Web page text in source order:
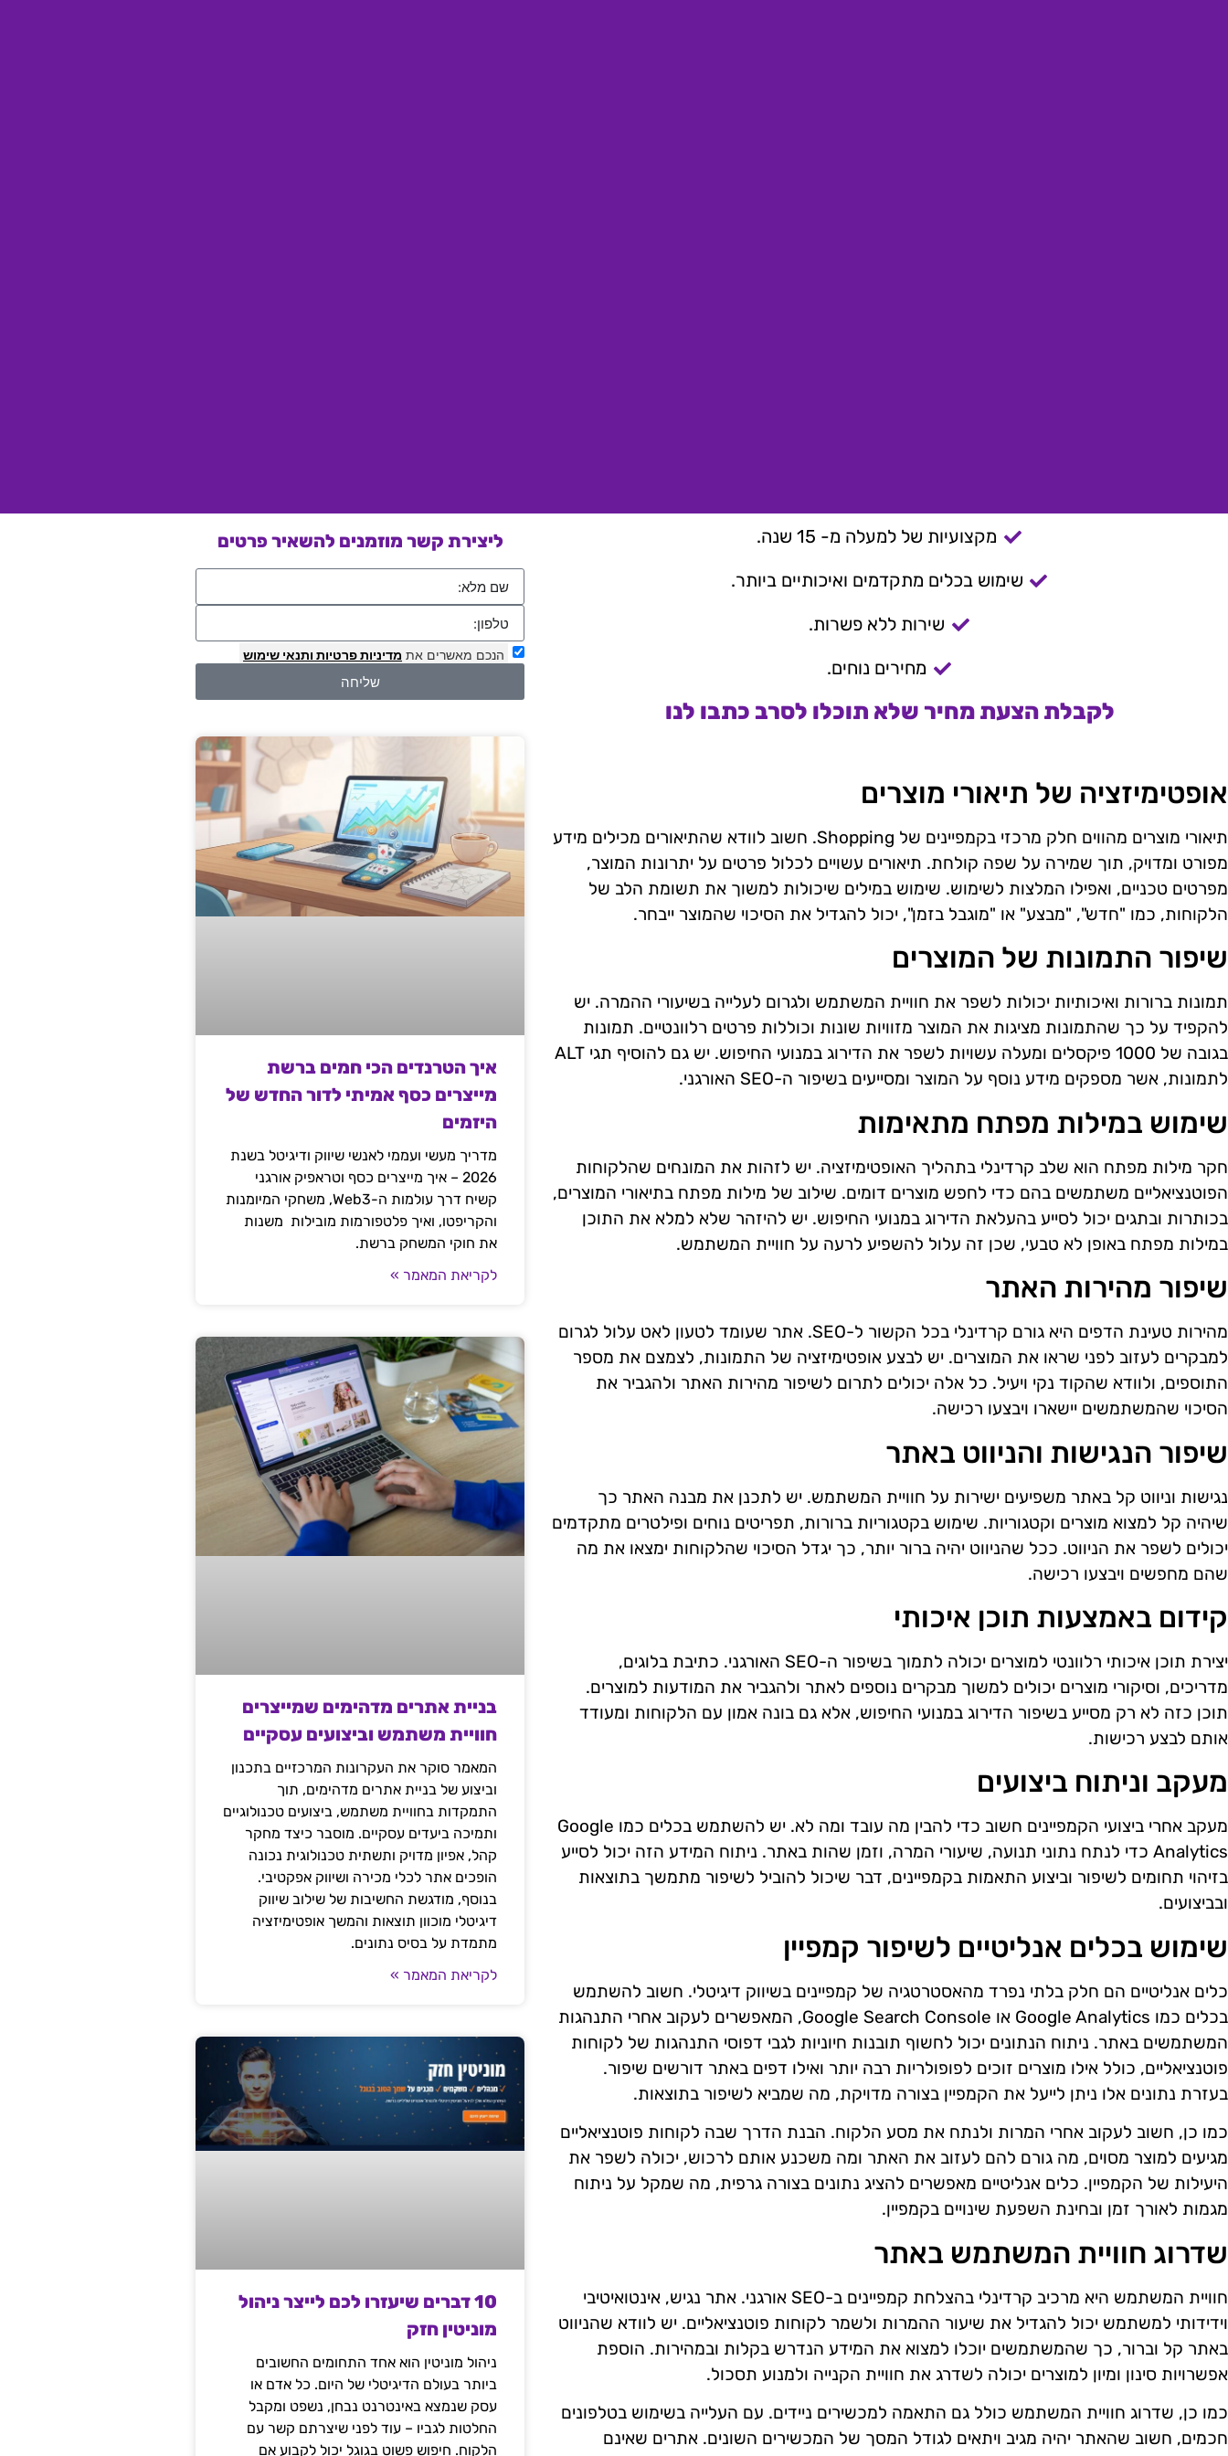
מקצועיות של למעלה מ- 15 שנה.
שימוש בכלים מתקדמים ואיכותיים ביותר.
שירות ללא פשרות.
מחירים נוחים.
לקבלת הצעת מחיר שלא תוכלו לסרב כתבו לנו
אופטימיזציה של תיאורי מוצרים
תיאורי מוצרים מהווים חלק מרכזי בקמפיינים של Shopping. חשוב לוודא שהתיאורים מכילים מידע
מפורט ומדויק, תוך שמירה על שפה קולחת. תיאורים עשויים לכלול פרטים על יתרונות המוצר,
מפרטים טכניים, ואפילו המלצות לשימוש. שימוש במילים שיכולות למשוך את תשומת הלב של
הלקוחות, כמו "חדש", "מבצע" או "מוגבל בזמן", יכול להגדיל את הסיכוי שהמוצר ייבחר.
שיפור התמונות של המוצרים
תמונות ברורות ואיכותיות יכולות לשפר את חוויית המשתמש ולגרום לעלייה בשיעורי ההמרה. יש
להקפיד על כך שהתמונות מציגות את המוצר מזוויות שונות וכוללות פרטים רלוונטיים. תמונות
בגובה של 1000 פיקסלים ומעלה עשויות לשפר את הדירוג במנועי החיפוש. יש גם להוסיף תגי ALT
לתמונות, אשר מספקים מידע נוסף על המוצר ומסייעים בשיפור ה-SEO האורגני.
שימוש במילות מפתח מתאימות
חקר מילות מפתח הוא שלב קרדינלי בתהליך האופטימיזציה. יש לזהות את המונחים שהלקוחות
הפוטנציאליים משתמשים בהם כדי לחפש מוצרים דומים. שילוב של מילות מפתח בתיאורי המוצרים,
בכותרות ובתגים יכול לסייע בהעלאת הדירוג במנועי החיפוש. יש להיזהר שלא למלא את התוכן
במילות מפתח באופן לא טבעי, שכן זה עלול להשפיע לרעה על חוויית המשתמש.
שיפור מהירות האתר
מהירות טעינת הדפים היא גורם קרדינלי בכל הקשור ל-SEO. אתר שעומד לטעון לאט עלול לגרום
למבקרים לעזוב לפני שראו את המוצרים. יש לבצע אופטימיזציה של התמונות, לצמצם את מספר
התוספים, ולוודא שהקוד נקי ויעיל. כל אלה יכולים לתרום לשיפור מהירות האתר ולהגביר את
הסיכוי שהמשתמשים יישארו ויבצעו רכישה.
שיפור הנגישות והניווט באתר
נגישות וניווט קל באתר משפיעים ישירות על חוויית המשתמש. יש לתכנן את מבנה האתר כך
שיהיה קל למצוא מוצרים וקטגוריות. שימוש בקטגוריות ברורות, תפריטים נוחים ופילטרים מתקדמים
יכולים לשפר את הניווט. ככל שהניווט יהיה ברור יותר, כך יגדל הסיכוי שהלקוחות ימצאו את מה
שהם מחפשים ויבצעו רכישה.
קידום באמצעות תוכן איכותי
יצירת תוכן איכותי רלוונטי למוצרים יכולה לתמוך בשיפור ה-SEO האורגני. כתיבת בלוגים,
מדריכים, וסיקורי מוצרים יכולים למשוך מבקרים נוספים לאתר ולהגביר את המודעות למוצרים.
תוכן כזה לא רק מסייע בשיפור הדירוג במנועי החיפוש, אלא גם בונה אמון עם הלקוחות ומעודד
אותם לבצע רכישות.
מעקב וניתוח ביצועים
מעקב אחרי ביצועי הקמפיינים חשוב כדי להבין מה עובד ומה לא. יש להשתמש בכלים כמו Google
Analytics כדי לנתח נתוני תנועה, שיעורי המרה, וזמן שהות באתר. ניתוח המידע הזה יכול לסייע
בזיהוי תחומים לשיפור וביצוע התאמות בקמפיינים, דבר שיכול להוביל לשיפור מתמשך בתוצאות
ובביצועים.
שימוש בכלים אנליטיים לשיפור קמפיין
כלים אנליטיים הם חלק בלתי נפרד מהאסטרטגיה של קמפיינים בשיווק דיגיטלי. חשוב להשתמש
בכלים כמו Google Analytics או Google Search Console, המאפשרים לעקוב אחרי התנהגות
המשתמשים באתר. ניתוח הנתונים יכול לחשוף תובנות חיוניות לגבי דפוסי התנהגות של לקוחות
פוטנציאליים, כולל אילו מוצרים זוכים לפופולריות רבה יותר ואילו דפים באתר דורשים שיפור.
בעזרת נתונים אלו ניתן לייעל את הקמפיין בצורה מדויקת, מה שמביא לשיפור בתוצאות.
כמו כן, חשוב לעקוב אחרי המרות ולנתח את מסע הלקוח. הבנת הדרך שבה לקוחות פוטנציאליים
מגיעים למוצר מסוים, מה גורם להם לעזוב את האתר ומה משכנע אותם לרכוש, יכולה לשפר את
היעילות של הקמפיין. כלים אנליטיים מאפשרים להציג נתונים בצורה גרפית, מה שמקל על ניתוח
מגמות לאורך זמן ובחינת השפעת שינויים בקמפיין.
שדרוג חוויית המשתמש באתר
חוויית המשתמש היא מרכיב קרדינלי בהצלחת קמפיינים ב-SEO אורגני. אתר נגיש, אינטואיטיבי
וידידותי למשתמש יכול להגדיל את שיעור ההמרות ולשמר לקוחות פוטנציאליים. יש לוודא שהניווט
באתר קל וברור, כך שהמשתמשים יוכלו למצוא את המידע הנדרש בקלות ובמהירות. הוספת
אפשרויות סינון ומיון למוצרים יכולה לשדרג את חוויית הקנייה ולמנוע תסכול.
כמו כן, שדרוג חוויית המשתמש כולל גם התאמה למכשירים ניידים. עם העלייה בשימוש בטלפונים
חכמים, חשוב שהאתר יהיה מגיב ויתאים לגודל המסך של המכשירים השונים. אתרים שאינם
ליצירת קשר מוזמנים להשאיר פרטים
הנכם מאשרים את מדיניות פרטיות ותנאי שימוש
שליחה
איך הטרנדים הכי חמים ברשת
מייצרים כסף אמיתי לדור החדש של
היזמים
מדריך מעשי ועממי לאנשי שיווק ודיגיטל בשנת
2026 – איך מייצרים כסף וטראפיק אורגני
קשיח דרך עולמות ה-Web3, משחקי המיומנות
והקריפטו, ואיך פלטפורמות מובילות משנות
את חוקי המשחק ברשת.
לקריאת המאמר »
בניית אתרים מדהימים שמייצרים
חוויית משתמש וביצועים עסקיים
המאמר סוקר את העקרונות המרכזיים בתכנון
וביצוע של בניית אתרים מדהימים, תוך
התמקדות בחוויית משתמש, ביצועים טכנולוגיים
ותמיכה ביעדים עסקיים. מוסבר כיצד מחקר
קהל, אפיון מדויק ותשתית טכנולוגית נכונה
הופכים אתר לכלי מכירה ושיווק אפקטיבי.
בנוסף, מודגשת החשיבות של שילוב שיווק
דיגיטלי מוכוון תוצאות והמשך אופטימיזציה
מתמדת על בסיס נתונים.
לקריאת המאמר »
10 דברים שיעזרו לכם לייצר ניהול
מוניטין חזק
ניהול מוניטין הוא אחד התחומים החשובים
ביותר בעולם הדיגיטלי של היום. כל אדם או
עסק שנמצא באינטרנט נבחן, נשפט ומקבל
החלטות לגביו – עוד לפני שיצרתם קשר עם
הלקוח. חיפוש פשוט בגוגל יכול לקבוע אם